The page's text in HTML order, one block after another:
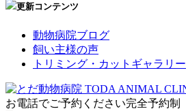
更新コンテンツ
動物病院ブログ
飼い主様の声
トリミング・カットギャラリー
お電話でご予約ください完全予約制